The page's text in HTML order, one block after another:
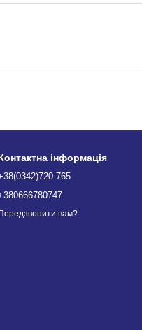
інформація
765
Передзвонити вам?